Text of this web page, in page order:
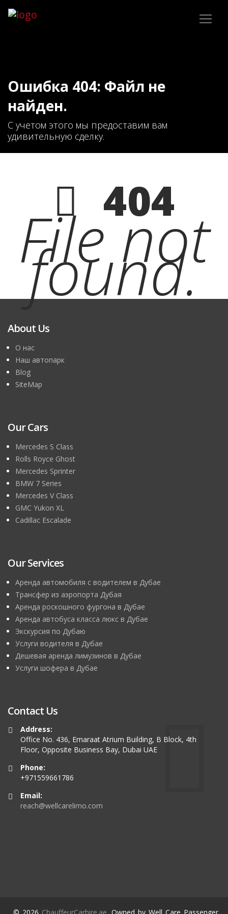
Ошибка 404: Файл не
найден.
С учетом этого мы предоставим вам
удивительную сделку.
404
File not
found.
About Us
О нас
Наш автопарк
Blog
SiteMap
Our Cars
Mercedes S Class
Rolls Royce Ghost
Mercedes Sprinter
BMW 7 Series
Mercedes V Class
GMC Yukon XL
Cadillac Escalade
Our Services
Аренда автомобиля с водителем в Дубае
Трансфер из аэропорта Дубая
Аренда роскошного фургона в Дубае
Аренда автобуса класса люкс в Дубае
Экскурсия по Дубаю
Услуги водителя в Дубае
Дешевая аренда лимузинов в Дубае
Услуги шофера в Дубае
Contact Us
Address:
Office No. 436, Emaraat Atrium Building, B Block, 4th
Floor, Opposite Business Bay, Dubai UAE
Phone:
+971559661786
Email:
reach@wellcarelimo.com